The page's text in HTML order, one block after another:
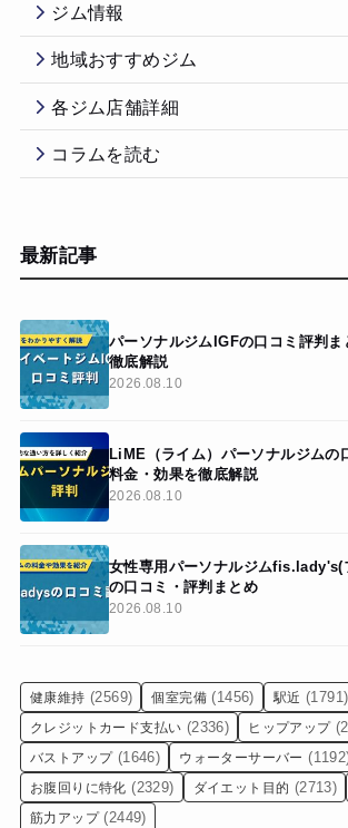
ジム情報
地域おすすめジム
各ジム店舗詳細
コラムを読む
最新記事
パーソナルジムIGFの口コミ評判
徹底解説
2026.08.10
LiME（ライム）パーソナルジムの
料金・効果を徹底解説
2026.08.10
女性専用パーソナルジムfis.lady's(
の口コミ・評判まとめ
2026.08.10
健康維持 (2569) 個室完備 (1456) 駅近 (1791)
クレジットカード支払い (2336) ヒップアップ
バストアップ (1646) ウォーターサーバー
お腹回りに特化 (2329) ダイエット目的 (2713)
筋力アップ (2449)